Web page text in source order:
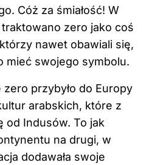
Cóż za śmiałość! W
zero jako coś
nawet obawiali się,
mieć swojego symbolu.
przybyło do Europy
arabskich, które z
od Indusów. To jak
na drugi, w
dodawała swoje